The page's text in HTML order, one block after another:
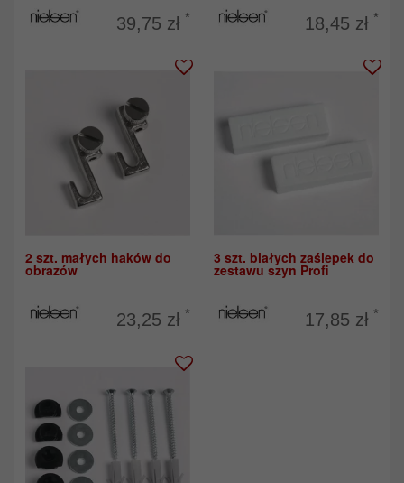
39,75 zł * 18,45 zł *
2 szt. małych haków do
obrazów
23,25 zł *
3 szt. białych zaślepek do
zestawu szyn Profi
17,85 zł *